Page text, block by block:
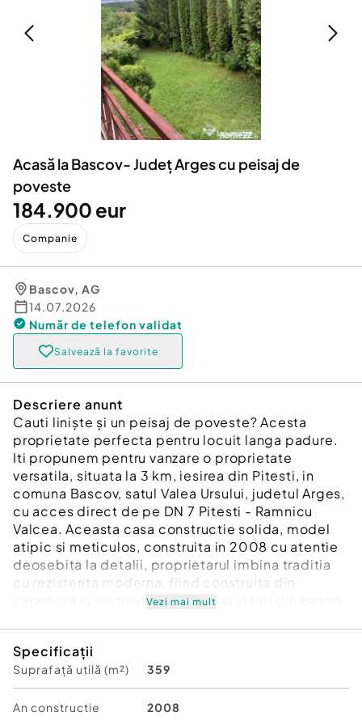
Servicii
Animale de companie
Afaceri și echipamente profesionale
Inchiriere Bunuri si Vehicule
Utilaje agricole si industriale
Piese auto si accesorii
Acasă la Bascov- Județ Arges cu peisaj de
poveste
184.900 eur
Companie
Bascov, AG
14.07.2026
Număr de telefon validat
Salvează la favorite
Descriere anunt
Cauti liniște și un peisaj de poveste? Acesta
proprietate perfecta pentru locuit langa padure.
Iti propunem pentru vanzare o proprietate
versatila, situata la 3 km, iesirea din Pitesti, in
comuna Bascov, satul Valea Ursului, judetul Arges,
cu acces direct de pe DN 7 Pitesti - Ramnicu
Valcea. Aceasta casa constructie solida, model
atipic si meticulos, construita in 2008 cu atentie
deosebita la detalii, proprietarul imbina traditia
cu rezistenta moderna, fiind construita din
caramida si sustinută de cadre si stalpi din beton
complet imprejmuita cu gard inalt din ciment,
porti din fier electrice cu deschidere pe
telecomanda. -Acoperis de calitate superioara,
realizat din tabla pentru o protectie eficienta la
Vezi mai mult
Specificații
Suprafață utilă (m²) 359
An constructie 2008